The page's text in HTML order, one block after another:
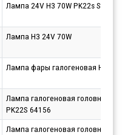
Лампа 24V H3 70W PK22s
Лампа H3 24V 70W
Лампа фары галогеновая H3
Лампа галогеновая головного
PK22S 64156
Лампа галогеновая головного